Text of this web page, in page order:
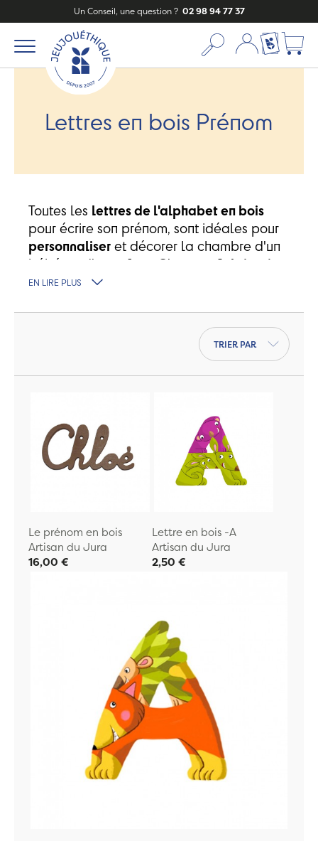
Un Conseil, une question ? 02 98 94 77 37
Mon compte
Ma liste
Lettres en bois Prénom
Toutes les lettres de l'alphabet en bois
pour écrire son prénom, sont idéales pour
personnaliser et décorer la chambre d'un
bébé ou d'un enfant. C'est une fabrication
française , elles sont fabriquées dans le
Pour habiller la chambre de votre enfant,
nous vous proposons aussi destoises et
EN LIRE PLUS
Trier par
Le prénom en bois
Artisan du Jura
16,00 €
Lettre en bois -A
Artisan du Jura
2,50 €